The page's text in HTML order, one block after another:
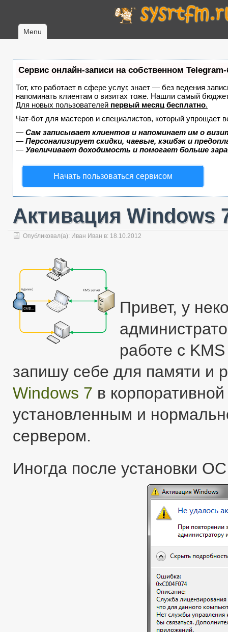
Menu
Сервис онлайн-записи на собственном Telegram-
Тот, кто работает в сфере услуг, знает — без ведения
напоминать клиентам о визитах тоже. Нашли самый
Для новых пользователей первый месяц бесплатно.
Чат-бот для мастеров и специалистов, который упрощает
— Сам записывает клиентов и напоминает им о
— Персонализирует скидки, чаевые, кэшбэк и
— Увеличивает доходимость и помогает больше
Начать пользоваться сервисом
Активация Windows
Опубликовал(а): Иван Иван в: 18.10.2012
Привет, у
работе с
запишу себе для памяти и
Windows 7 в
установленным и
сервером.
Иногда после установки